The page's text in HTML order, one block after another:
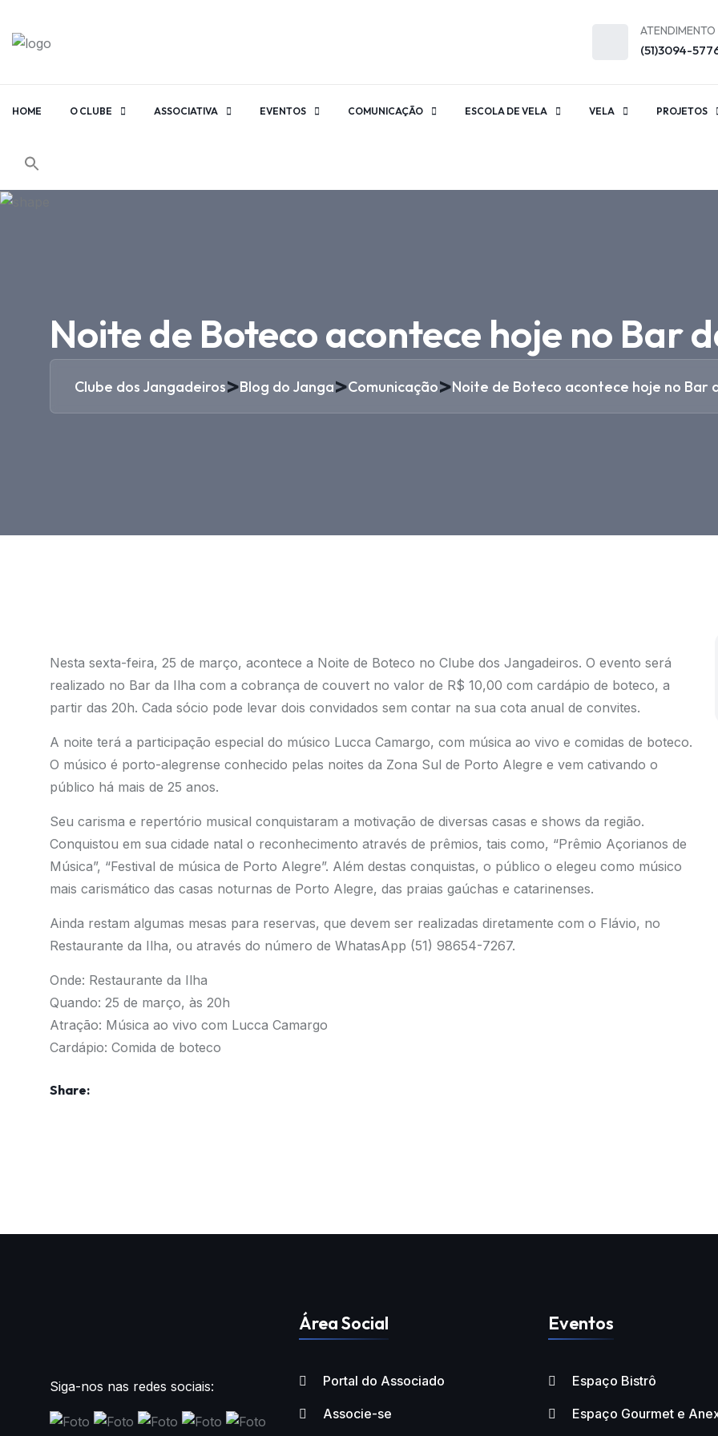
ATENDIMENTO
(51)3094-
HOME O CLUBE ASSOCIATIVA EVENTOS COMUNICAÇÃO ESCOLA DE VELA VELA PROJETOS
Noite de Boteco acontece hoje no Bar
Clube dos Jangadeiros>Blog do Janga>Comunicação>Noite de Boteco acontece hoje no Bar
Nesta sexta-feira, 25 de março, acontece a Noite de Boteco no Clube dos Jangadeiros. O evento será
realizado no Bar da Ilha com a cobrança de couvert no valor de R$ 10,00 com cardápio de boteco, a
partir das 20h. Cada sócio pode levar dois convidados sem contar na sua cota anual de convites.
A noite terá a participação especial do músico Lucca Camargo, com música ao vivo e comidas de boteco.
O músico é porto-alegrense conhecido pelas noites da Zona Sul de Porto Alegre e vem cativando o
público há mais de 25 anos.
Seu carisma e repertório musical conquistaram a motivação de diversas casas e shows da região.
Conquistou em sua cidade natal o reconhecimento através de prêmios, tais como, “Prêmio Açorianos de
Música”, “Festival de música de Porto Alegre”. Além destas conquistas, o público o elegeu como músico
mais carismático das casas noturnas de Porto Alegre, das praias gaúchas e catarinenses.
Ainda restam algumas mesas para reservas, que devem ser realizadas diretamente com o Flávio, no
Restaurante da Ilha, ou através do número de WhatasApp (51) 98654-7267.
Onde: Restaurante da Ilha
Quando: 25 de março, às 20h
Atração: Música ao vivo com Lucca Camargo
Cardápio: Comida de boteco
Share:
Siga-nos nas redes sociais:
Área Social
Portal do Associado
Associe-se
Eventos
Espaço Bistrô
Espaço Gourmet e